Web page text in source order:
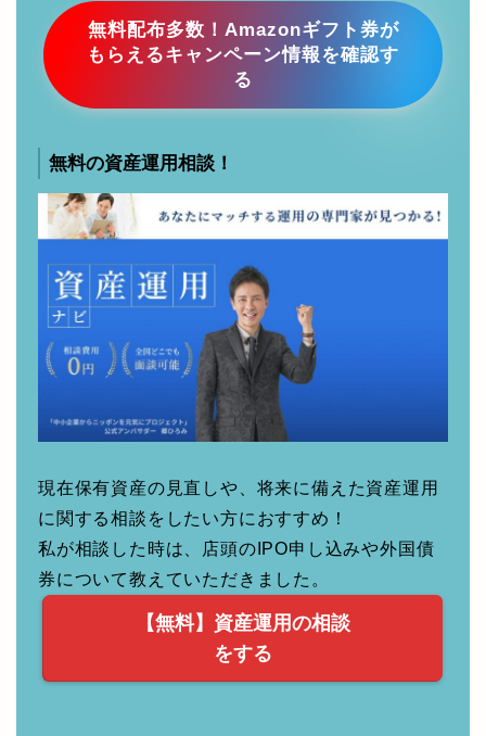
無料配布多数！Amazonギフト券が
もらえるキャンペーン情報を確認す
る
無料の資産運用相談！
現在保有資産の見直しや、将来に備えた資産運用
に関する相談をしたい方におすすめ！
私が相談した時は、店頭のIPO申し込みや外国債
券について教えていただきました。
【無料】資産運用の相談
をする